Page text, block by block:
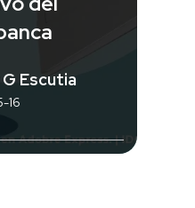
Escutia
16